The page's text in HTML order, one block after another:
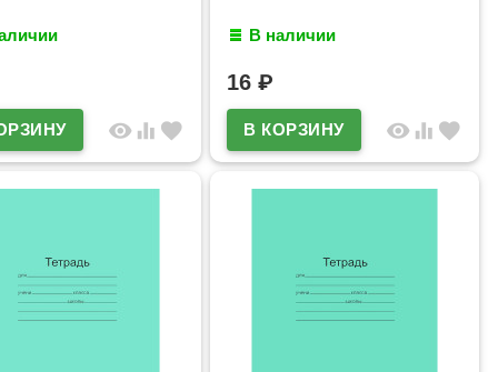
visibility equalizer favorite
В наличии
16₽
visibility equalizer favorite